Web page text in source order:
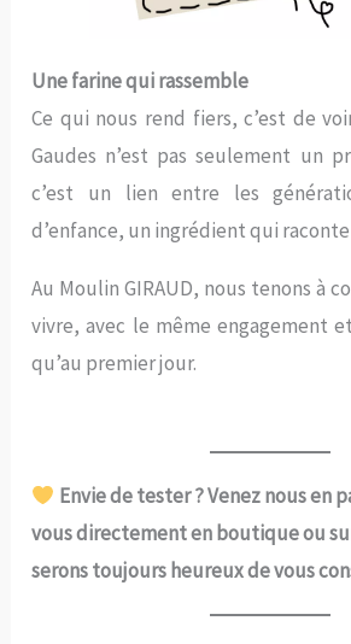
Une farine qui rassemble
Ce qui nous rend fiers, c’est de
Gaudes n’est pas seulement un
c’est un lien entre les
d’enfance, un ingrédient qui
Au Moulin GIRAUD, nous tenons à
vivre, avec le même engagement
qu’au premier jour.
Envie de tester ? Venez nous en
vous directement en boutique ou
serons toujours heureux de vous